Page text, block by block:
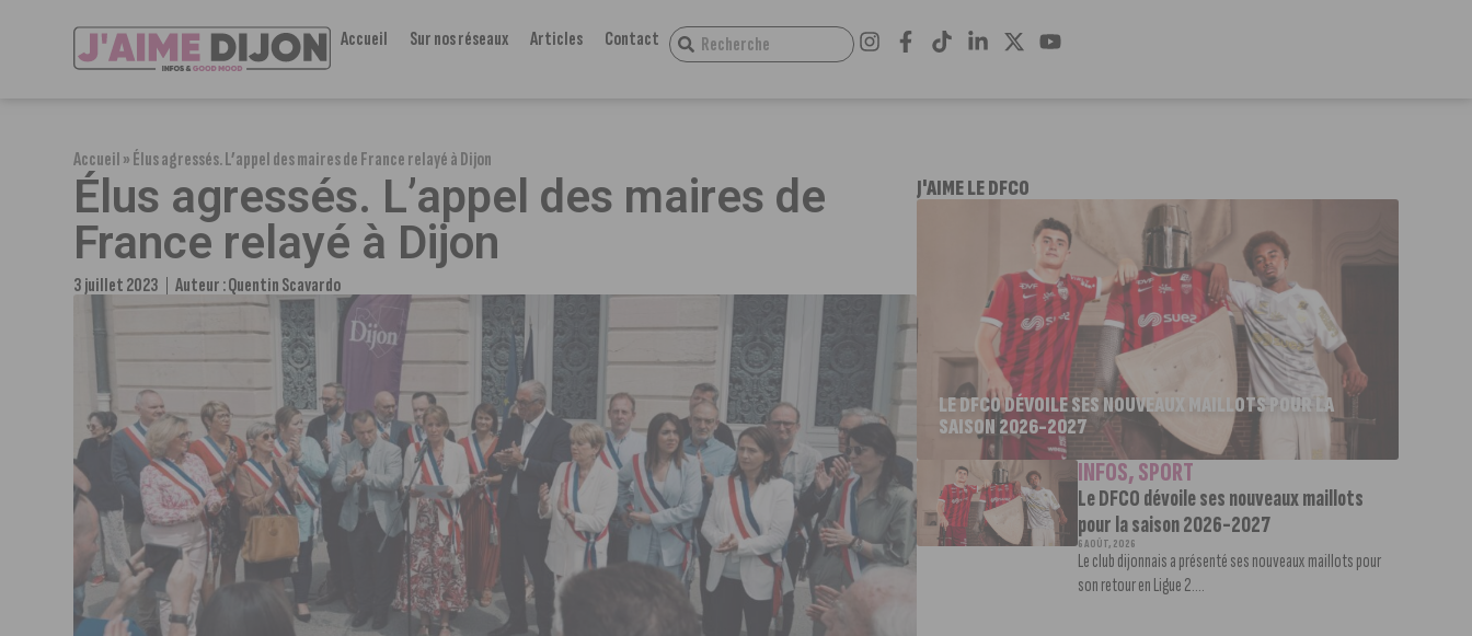
Accueil Sur nos réseaux Articles Contact
Accueil»Élus agressés. L’appel des maires de France relayé à Dijon
Élus agressés. L’appel des maires de
France relayé à Dijon
3 juillet 2023 Auteur :Quentin Scavardo
J'AIME LE DFCO
LE DFCO DÉVOILE SES NOUVEAUX MAILLOTS POUR LA
SAISON 2026-2027
INFOS,SPORT
Le DFCO dévoile ses nouveaux maillots
pour la saison 2026-2027
6 AOÛT, 2026
Le club dijonnais a présenté ses nouveaux maillots pour
son retour en Ligue 2....